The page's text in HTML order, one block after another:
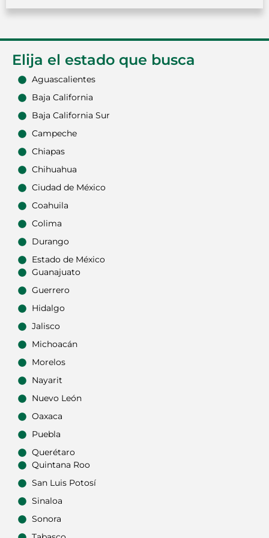
Elija el estado que busca
Aguascalientes
Baja California
Baja California Sur
Campeche
Chiapas
Chihuahua
Ciudad de México
Coahuila
Colima
Durango
Estado de México
Guanajuato
Guerrero
Hidalgo
Jalisco
Michoacán
Morelos
Nayarit
Nuevo León
Oaxaca
Puebla
Querétaro
Quintana Roo
San Luis Potosí
Sinaloa
Sonora